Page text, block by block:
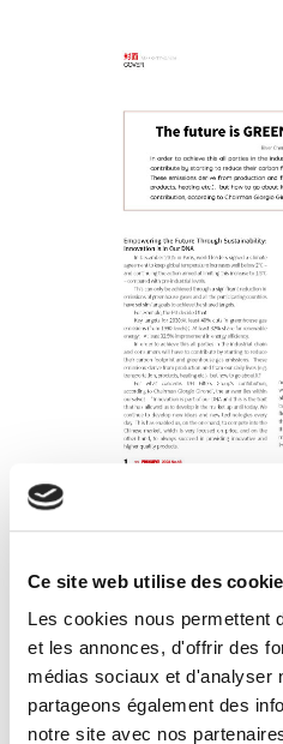
Ce site web utilise des
Les cookies nous permettent
et les annonces, d'offrir des
médias sociaux et d'analyser
partageons également des
notre site avec nos
energy vehicles),